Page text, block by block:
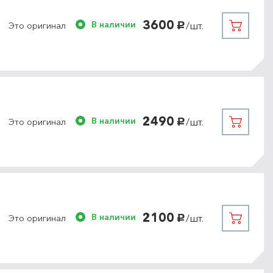
Это оригинал В наличии 3600 руб./шт.
Это оригинал В наличии 2490 руб./шт.
Это оригинал В наличии 2100 руб./шт.